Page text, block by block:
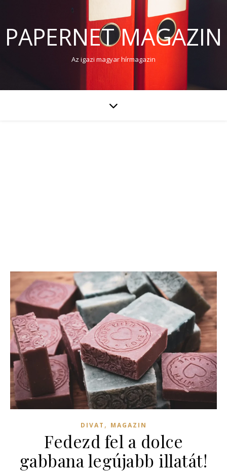
PAPERNET MAGAZIN
Az igazi magyar hírmagazin
DIVAT , MAGAZIN
Fedezd fel a dolce
gabbana legújabb illatát!